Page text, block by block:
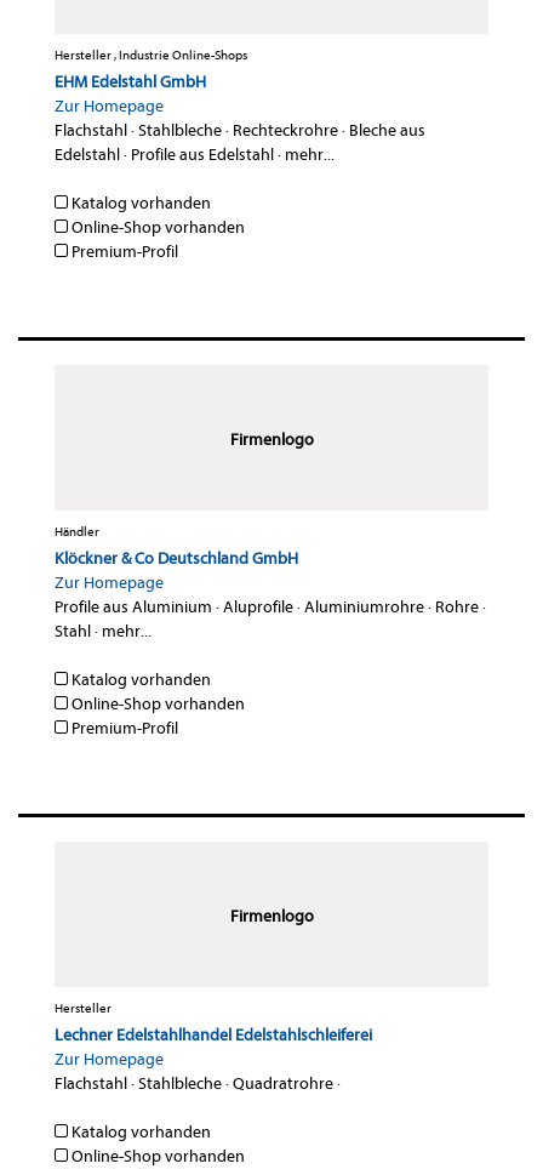
Hersteller , Industrie Online-Shops
EHM Edelstahl GmbH
Zur Homepage
Flachstahl·Stahlbleche· Rechteckrohre· Bleche aus
Edelstahl· Profile aus Edelstahl· mehr...
Katalog vorhanden
Online-Shop vorhanden
Premium-Profil
Firmenlogo
Händler
Klöckner & Co Deutschland GmbH
Zur Homepage
Profile aus Aluminium ·Aluprofile·Aluminiumrohre· Rohre·
Stahl· mehr...
Katalog vorhanden
Online-Shop vorhanden
Premium-Profil
Firmenlogo
Hersteller
Lechner Edelstahlhandel Edelstahlschleiferei
Zur Homepage
Flachstahl·Stahlbleche·Quadratrohre·
Katalog vorhanden
Online-Shop vorhanden